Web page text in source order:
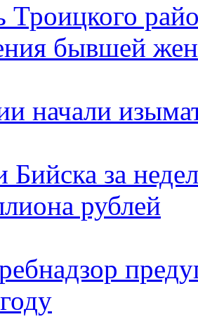
Троицкого
бывшей
начали
Бийска за
рублей